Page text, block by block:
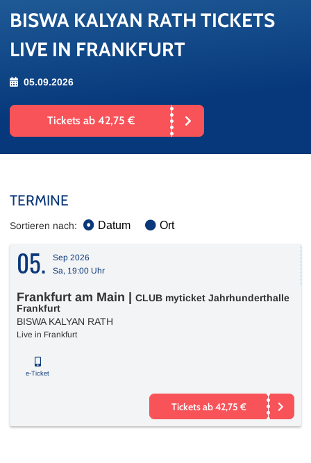
BISWA KA­LY­AN RATH TI­CKETS
LIVE IN FRANKFURT
05.09.2026
Tickets ab 42,75 €
TERMINE
Sortieren nach: Datum Ort
05.
Sep 2026
Sa, 19:00 Uhr
Frankfurt am Main
CLUB myticket Jahrhunderthalle
Frankfurt
BISWA KALYAN RATH
Live in Frankfurt
e-Ticket
Tickets ab 42,75 €